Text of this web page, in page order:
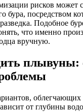
рисков может
бура, посредством
Подобное
что именно
вручную.
плывуны:
облегчающих
от глубины